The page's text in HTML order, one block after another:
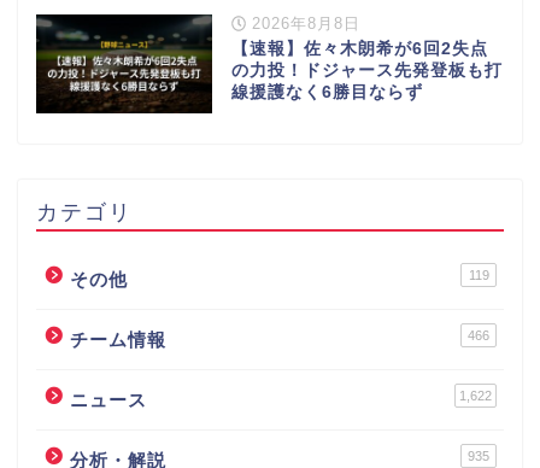
2026年8月8日
【速報】佐々木朗希が6回2失点
の力投！ドジャース先発登板も打
線援護なく6勝目ならず
カテゴリ
その他 119
チーム情報 466
ニュース 1,622
分析・解説 935